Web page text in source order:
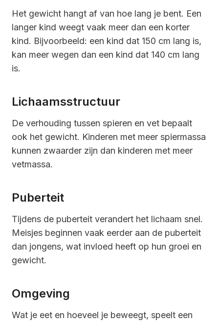
Het gewicht hangt af van hoe lang je bent. Een
langer kind weegt vaak meer dan een korter
kind. Bijvoorbeeld: een kind dat 150 cm lang is,
kan meer wegen dan een kind dat 140 cm lang
is.
Lichaamsstructuur
De verhouding tussen spieren en vet bepaalt
ook het gewicht. Kinderen met meer spiermassa
kunnen zwaarder zijn dan kinderen met meer
vetmassa.
Puberteit
Tijdens de puberteit verandert het lichaam snel.
Meisjes beginnen vaak eerder aan de puberteit
dan jongens, wat invloed heeft op hun groei en
gewicht.
Omgeving
Wat je eet en hoeveel je beweegt, speelt een